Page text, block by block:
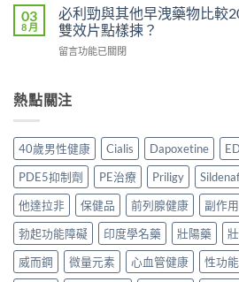
2026
香
港
實
測
價〉
中
常
見
作
全
方
法
與
正
貨
購
買
指
南〉
正
貨？
2026
年
渠
價
錢
完
整
指
南〉
中
久
液
哪
裡
安
年
香
港
延
時
噴
霧
購
指
03
8 月
必利勁與其他早洩藥物比較
雙效片點樣揀？
在
勁
與
他
早
洩
藥
物
比
較
2026：
服
留言功能已關閉
熱點關注
40歲男性健康 Cialis Dapoxetine
PDE5抑制劑
PE治療 Priligy
他達拉非
保健品 前列腺健康 副作用
勃起功能障礙
印度學名藥 壯陽藥
威而鋼
微量元素 心血管健康 性功